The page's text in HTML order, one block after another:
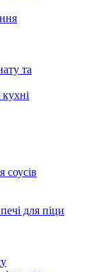
та
соусів
для піци